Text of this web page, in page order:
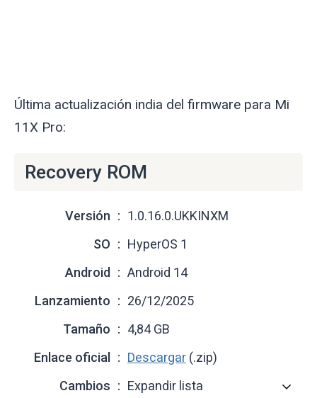
Última actualización india del firmware para Mi
11X Pro:
Recovery ROM
Versión
1.0.16.0.UKKINXM
SO
HyperOS 1
Android
Android 14
Lanzamiento
26/12/2025
Tamaño
4,84 GB
Enlace oficial
Descargar (.zip)
Cambios
Expandir lista